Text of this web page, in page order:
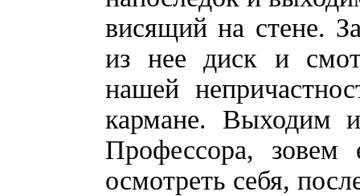
висящий на стене.
из нее диск и
нашей
кармане. Выходим
Профессора, зовем
осмотреть себя,